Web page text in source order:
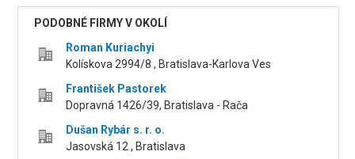
PODOBNÉ FIRMY V OKOLÍ
Roman Kuriachyi
Kolískova 2994/8 , Bratislava-Karlova Ves
František Pastorek
Dopravná 1426/39, Bratislava - Rača
Dušan Rybár s. r. o.
Jasovská 12 , Bratislava